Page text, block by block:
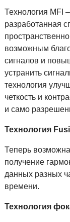
Технология MFI
разработанная
возможным
сигналов и
устранить
технология
четкость и
и само
Технология
Теперь
получение
данных разных
времени.
Технология